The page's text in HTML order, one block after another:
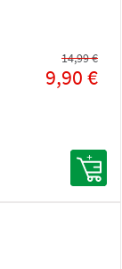
9,90 €
14,99 €